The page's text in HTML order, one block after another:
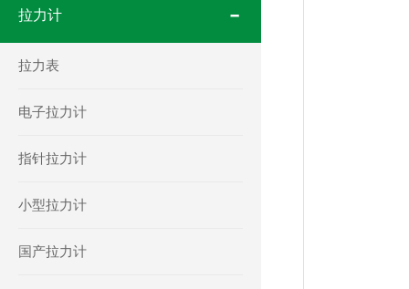
拉力计
拉力表
电子拉力计
指针拉力计
小型拉力计
国产拉力计